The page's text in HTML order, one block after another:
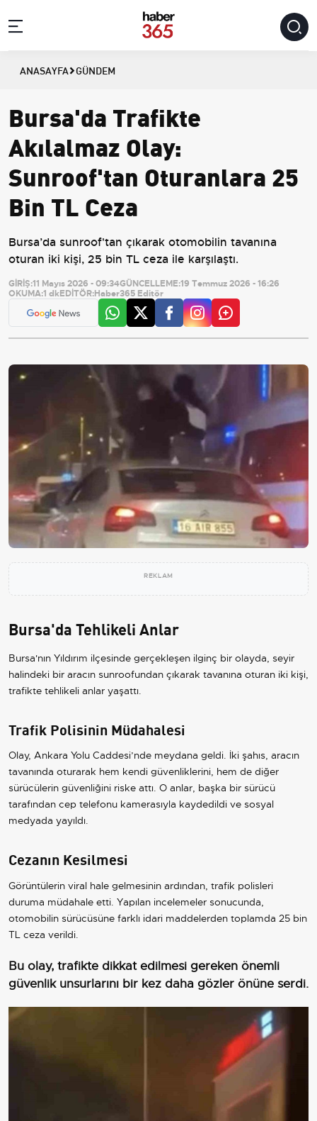
ANASAYFA GÜNDEM
Bursa'da Trafikte
Akılalmaz Olay:
Sunroof'tan Oturanlara 25
Bin TL Ceza
Bursa’da sunroof'tan çıkarak otomobilin tavanına
oturan iki kişi, 25 bin TL ceza ile karşılaştı.
GİRİŞ:11 Mayıs 2026 - 09:34GÜNCELLEME:19 Temmuz 2026 - 16:26
OKUMA:1 dkEDİTÖR:Haber365 Editör
REKLAM
Bursa'da Tehlikeli Anlar
Bursa'nın Yıldırım ilçesinde gerçekleşen ilginç bir olayda, seyir
halindeki bir aracın sunroofundan çıkarak tavanına oturan iki kişi,
trafikte tehlikeli anlar yaşattı.
Trafik Polisinin Müdahalesi
Olay, Ankara Yolu Caddesi’nde meydana geldi. İki şahıs, aracın
tavanında oturarak hem kendi güvenliklerini, hem de diğer
sürücülerin güvenliğini riske attı. O anlar, başka bir sürücü
tarafından cep telefonu kamerasıyla kaydedildi ve sosyal
medyada yayıldı.
Cezanın Kesilmesi
Görüntülerin viral hale gelmesinin ardından, trafik polisleri
duruma müdahale etti. Yapılan incelemeler sonucunda,
otomobilin sürücüsüne farklı idari maddelerden toplamda 25 bin
TL ceza verildi.
Bu olay, trafikte dikkat edilmesi gereken önemli
güvenlik unsurlarını bir kez daha gözler önüne serdi.